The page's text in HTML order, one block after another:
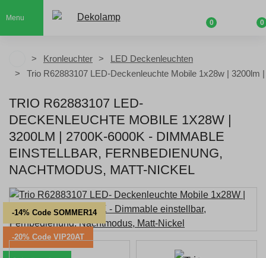
Menu
0 0
Kronleuchter
LED Deckenleuchten
Trio R62883107 LED-Deckenleuchte Mobile 1x28w | 3200lm
TRIO R62883107 LED-
DECKENLEUCHTE MOBILE 1X28W |
3200LM | 2700K-6000K - DIMMABLE
EINSTELLBAR, FERNBEDIENUNG,
NACHTMODUS, MATT-NICKEL
-14% Code SOMMER14
-20% Code VIP20AT